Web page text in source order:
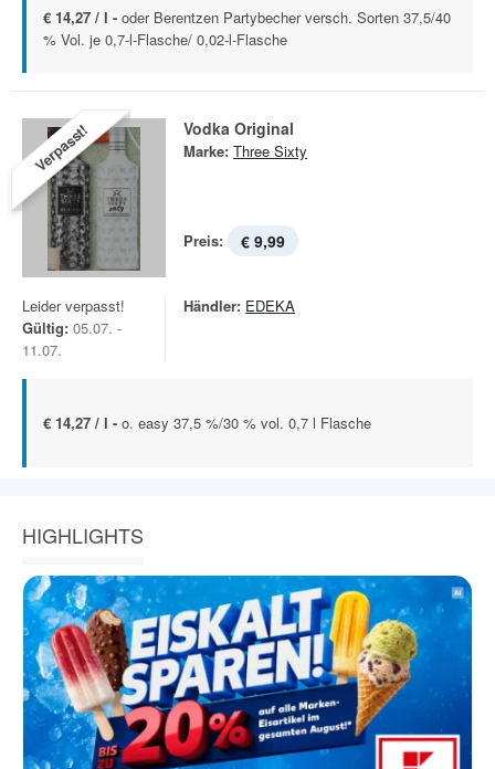
€ 14,27 / l - oder Berentzen Partybecher versch. Sorten 37,5/40
% Vol. je 0,7-l-Flasche/ 0,02-l-Flasche
Verpasst! Vodka Original
Marke: Three Sixty
Preis: € 9,99
Leider verpasst!
Gültig: 05.07. -
11.07.
Händler: EDEKA
€ 14,27 / l - o. easy 37,5 %/30 % vol. 0,7 l Flasche
HIGHLIGHTS